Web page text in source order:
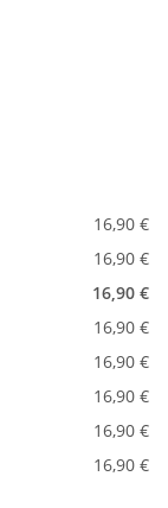
16,90 €
16,90 €
16,90 €
16,90 €
16,90 €
16,90 €
16,90 €
16,90 €